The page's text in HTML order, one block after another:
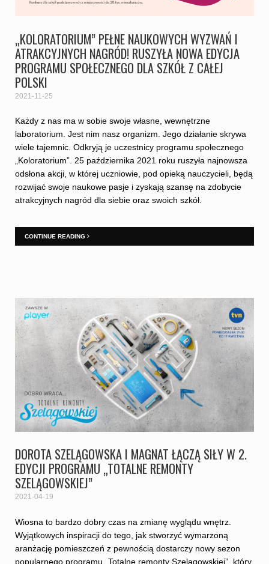
„KOLORATORIUM” PEŁNE NAUKOWYCH WYZWAŃ I
ATRAKCYJNYCH NAGRÓD! RUSZYŁA NOWA EDYCJA
PROGRAMU SPOŁECZNEGO DLA SZKÓŁ Z CAŁEJ
POLSKI
2021-11-25
Każdy z nas ma w sobie swoje własne, wewnętrzne
laboratorium. Jest nim nasz organizm. Jego działanie skrywa
wiele tajemnic. Odkryją je uczestnicy programu społecznego
„Koloratorium”. 25 października 2021 roku ruszyła najnowsza
odsłona akcji, w której uczniowie, pod opieką nauczycieli, będą
rozwijać swoje naukowe pasje i zyskają szansę na zdobycie
atrakcyjnych nagród dla siebie oraz swoich szkół.
CONTINUE READING
DOROTA SZELĄGOWSKA I MAGNAT ŁĄCZĄ SIŁY W 2.
EDYCJI PROGRAMU „TOTALNE REMONTY
SZELĄGOWSKIEJ”
2021-04-19
Wiosna to bardzo dobry czas na zmianę wyglądu wnętrz.
Wyjątkowych inspiracji do tego, jak stworzyć wymarzoną
aranżację pomieszczeń z pewnością dostarczy nowy sezon
popularnego programu „Totalne remonty Szelągowskiej”, który